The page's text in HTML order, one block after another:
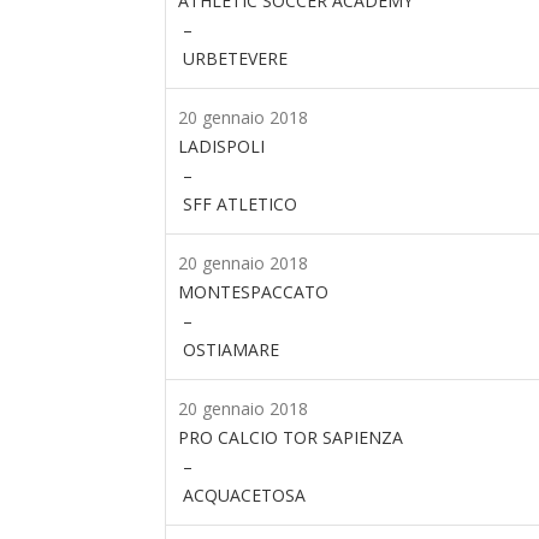
–
URBETEVERE
20 gennaio 2018
LADISPOLI
–
SFF ATLETICO
20 gennaio 2018
MONTESPACCATO
–
OSTIAMARE
20 gennaio 2018
PRO CALCIO TOR SAPIENZA
–
ACQUACETOSA